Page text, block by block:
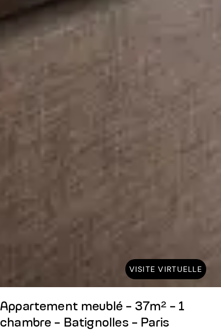
VISITE VIRTUELLE
Appartement meublé - 37m² - 1
chambre - Batignolles - Paris